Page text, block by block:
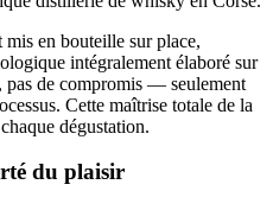
en bouteille sur place,
intégralement élaboré sur
pas de compromis — seulement
Cette maîtrise totale de la
dégustation.
du plaisir